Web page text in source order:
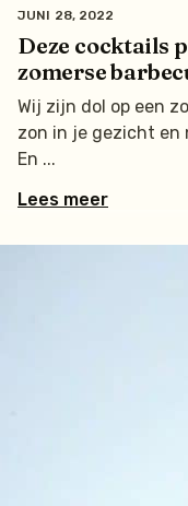
Deze cocktails
zomerse
JUNI 28, 2022
Wij zijn dol op een
zon in je gezicht en
En
Lees meer